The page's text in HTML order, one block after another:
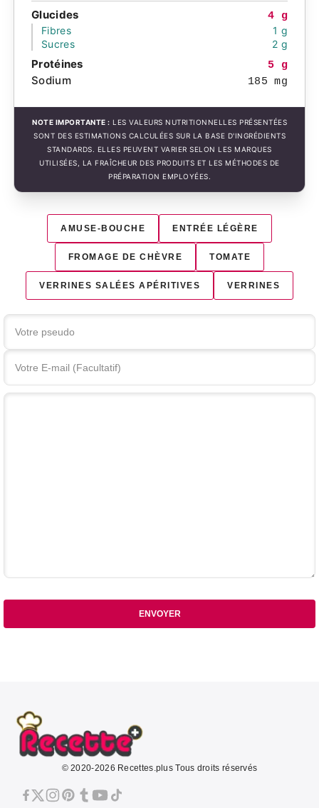
Glucides
4 g
Fibres
1 g
Sucres
2 g
Protéines 5 g
Sodium 185 mg
NOTE IMPORTANTE : LES VALEURS NUTRITIONNELLES PRÉSENTÉES
SONT DES ESTIMATIONS CALCULÉES SUR LA BASE D'INGRÉDIENTS
STANDARDS. ELLES PEUVENT VARIER SELON LES MARQUES
UTILISÉES, LA FRAÎCHEUR DES PRODUITS ET LES MÉTHODES DE
PRÉPARATION EMPLOYÉES.
AMUSE-BOUCHE ENTRÉE LÉGÈRE
FROMAGE DE CHÈVRE TOMATE
VERRINES SALÉES APÉRITIVES VERRINES
Votre commentaire
ENVOYER
© 2020-2026 Recettes.plus Tous droits réservés